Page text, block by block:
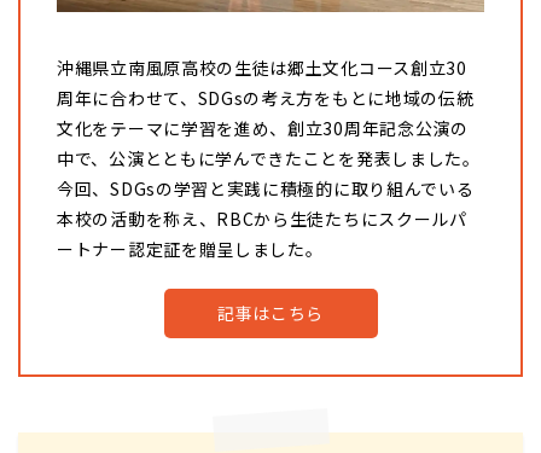
沖縄県立南風原高校の生徒は郷土文化コース創立30
周年に合わせて、SDGsの考え方をもとに地域の伝統
文化をテーマに学習を進め、創立30周年記念公演の
中で、公演とともに学んできたことを発表しました。
今回、SDGsの学習と実践に積極的に取り組んでいる
本校の活動を称え、RBCから生徒たちにスクールパ
ートナー認定証を贈呈しました。
記事はこちら